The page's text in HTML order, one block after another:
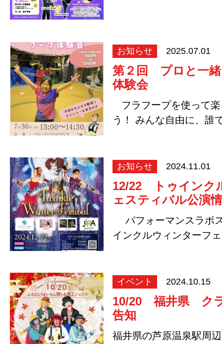
お知らせ 2025.07.01
第２回 プロと一緒
体験会
フラフープを使って
う！ みんな自由に、誰
お知らせ 2024.11.01
12/22 トゥインク
ェスティバル公演
パフォーマンスラボ
インクルウィンターフ
イベント 2024.10.15
10/20 福井県 ク
告知
福井県の芦原温泉駅周